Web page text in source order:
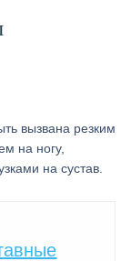
вызвана резким
на ногу,
на сустав.